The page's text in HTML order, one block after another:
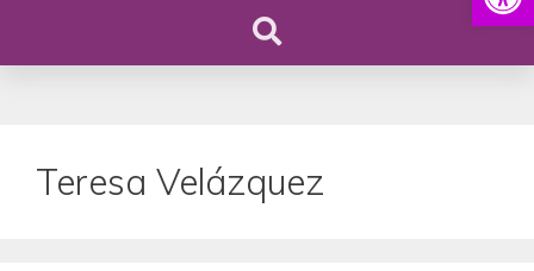
Teresa Velázquez